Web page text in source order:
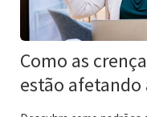
Como as
estão